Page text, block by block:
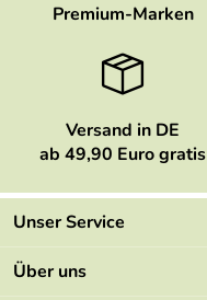
Premium-Marken
Versand in DE
ab 49,90 Euro gratis
Unser Service
Kontakt
Über uns